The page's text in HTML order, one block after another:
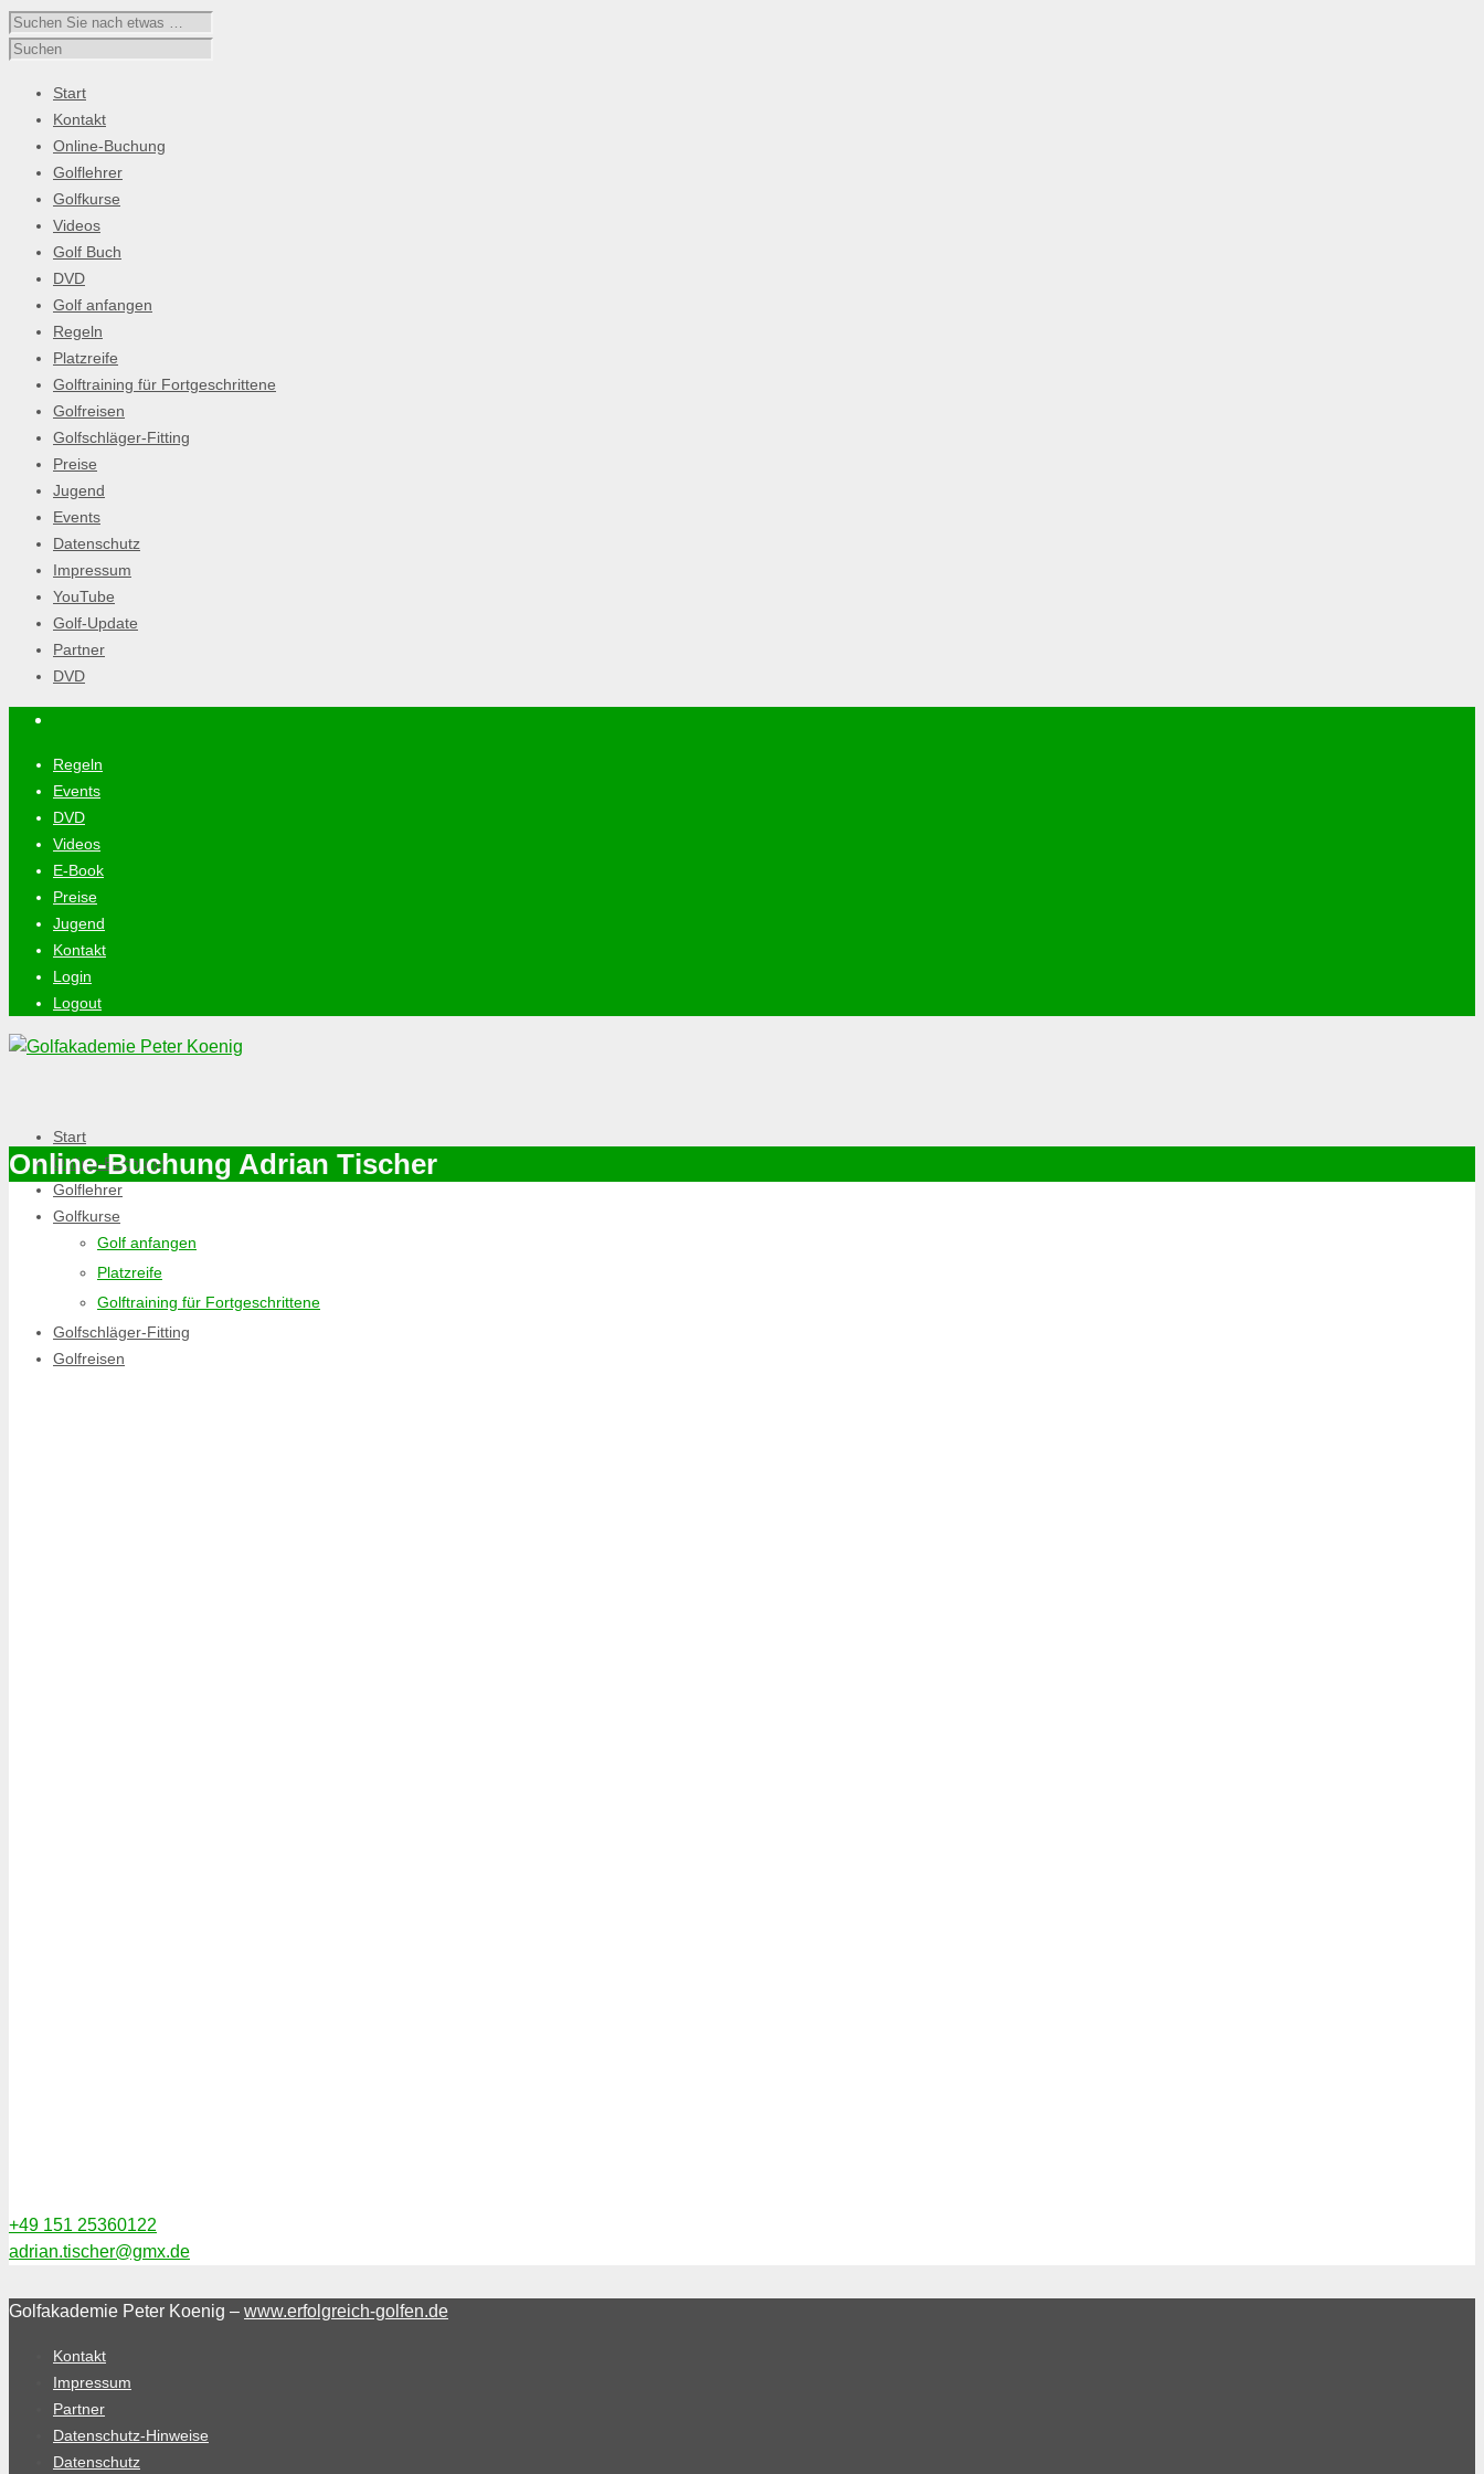
Start
Kontakt
Online-Buchung
Golflehrer
Golfkurse
Videos
Golf Buch
DVD
Golf anfangen
Regeln
Platzreife
Golftraining für Fortgeschrittene
Golfreisen
Golfschläger-Fitting
Preise
Jugend
Events
Datenschutz
Impressum
YouTube
Golf-Update
Partner
DVD
Regeln
Events
DVD
Videos
E-Book
Preise
Jugend
Kontakt
Login
Logout
Start
Online-Buchung
Golflehrer
Golfkurse
Golf anfangen
Platzreife
Golftraining für Fortgeschrittene
Golfschläger-Fitting
Golfreisen
Online-Buchung Adrian Tischer
+49 151 25360122
adrian.tischer@gmx.de
Golfakademie Peter Koenig – www.erfolgreich-golfen.de
Kontakt
Impressum
Partner
Datenschutz-Hinweise
Datenschutz